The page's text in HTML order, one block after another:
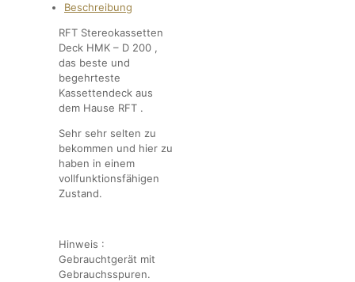
Beschreibung
RFT Stereokassetten
Deck HMK – D 200 ,
das beste und
begehrteste
Kassettendeck aus
dem Hause RFT .
Sehr sehr selten zu
bekommen und hier zu
haben in einem
vollfunktionsfähigen
Zustand.
Hinweis :
Gebrauchtgerät mit
Gebrauchsspuren.